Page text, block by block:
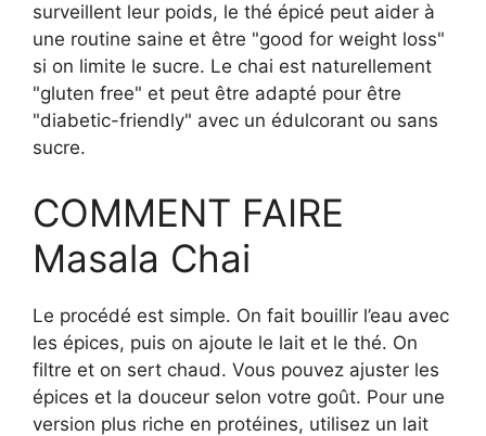
surveillent leur poids, le thé épicé peut aider à
une routine saine et être "good for weight loss"
si on limite le sucre. Le chai est naturellement
"gluten free" et peut être adapté pour être
"diabetic-friendly" avec un édulcorant ou sans
sucre.
COMMENT FAIRE
Masala Chai
Le procédé est simple. On fait bouillir l’eau avec
les épices, puis on ajoute le lait et le thé. On
filtre et on sert chaud. Vous pouvez ajuster les
épices et la douceur selon votre goût. Pour une
version plus riche en protéines, utilisez un lait